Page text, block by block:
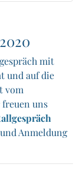
mit
und auf die
vom
uns
Anmeldung